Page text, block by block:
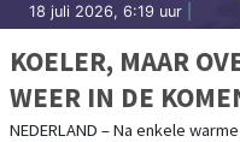
18 juli 2026, 6:19 uur
KOELER, MAAR
WEER IN DE
NEDERLAND – Na enkele